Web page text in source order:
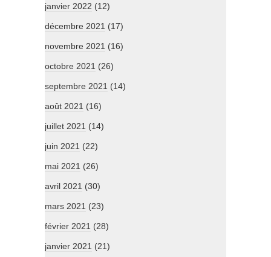
janvier 2022 (12)
décembre 2021 (17)
novembre 2021 (16)
octobre 2021 (26)
septembre 2021 (14)
août 2021 (16)
juillet 2021 (14)
juin 2021 (22)
mai 2021 (26)
avril 2021 (30)
mars 2021 (23)
février 2021 (28)
janvier 2021 (21)